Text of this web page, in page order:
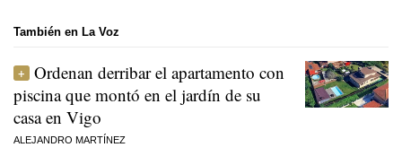
También en La Voz
Ordenan derribar el apartamento con
piscina que montó en el jardín de su
casa en Vigo
ALEJANDRO MARTÍNEZ